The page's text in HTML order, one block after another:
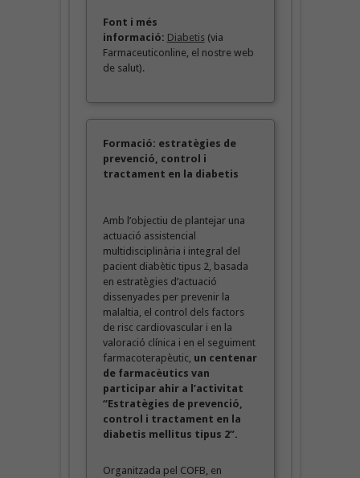
Font i més
informació: Diabetis(via
Farmaceuticonline, el nostre web
de salut).
Formació: estratègies de
prevenció, control i
tractament en la diabetis
Amb l’objectiu de plantejar una
actuació assistencial
multidisciplinària i integral del
pacient diabètic tipus 2, basada
en estratègies d’actuació
dissenyades per prevenir la
malaltia, el control dels factors
de risc cardiovascular i en la
valoració clínica i en el seguiment
farmacoterapèutic, un centenar
de farmacèutics van
participar ahir a l’activitat
“Estratègies de prevenció,
control i tractament en la
diabetis mellitus tipus 2”.
Organitzada pel COFB, en